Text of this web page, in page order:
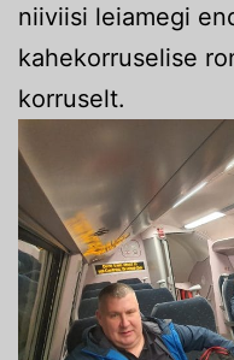
niiviisi leiamegi
kahekorruselise
korruselt.